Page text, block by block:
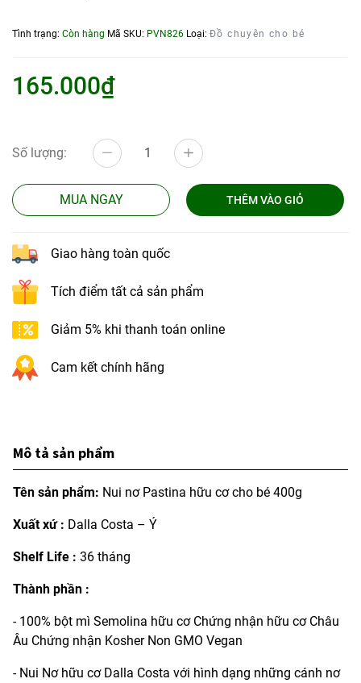
Tình trạng: Còn hàng Mã SKU: PVN826 Loại: Đồ chuyên cho bé
165.000₫
Số lượng:
MUA NGAY THÊM VÀO GIỎ
Giao hàng toàn quốc
Tích điểm tất cả sản phẩm
Giảm 5% khi thanh toán online
Cam kết chính hãng
Mô tả sản phẩm
Tên sản phẩm: Nui nơ Pastina hữu cơ cho bé 400g
Xuất xứ : Dalla Costa – Ý
Shelf Life : 36 tháng
Thành phần :
- 100% bột mì Semolina hữu cơ Chứng nhận hữu cơ Châu
Âu Chứng nhận Kosher Non GMO Vegan
- Nui Nơ hữu cơ Dalla Costa với hình dạng những cánh nơ